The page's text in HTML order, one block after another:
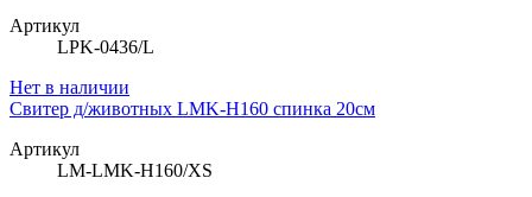
Артикул
LPK-0436/L
Нет в наличии
Свитер д/животных LMK-H160 спинка 20см
Артикул
LM-LMK-H160/XS